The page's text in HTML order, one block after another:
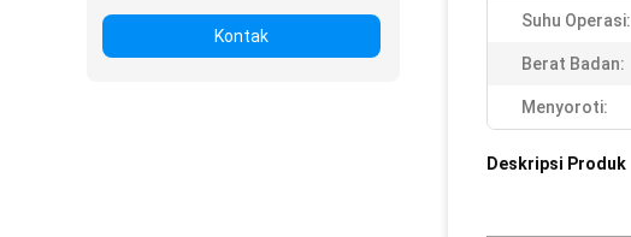
Kontak
Suhu Operasi:
Berat Badan:
Menyoroti:
Deskripsi Produk